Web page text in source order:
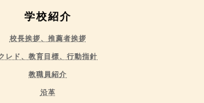
学校紹介
校長挨拶、推薦者挨拶
レド、教育目標、行動指針
教職員紹介
沿革